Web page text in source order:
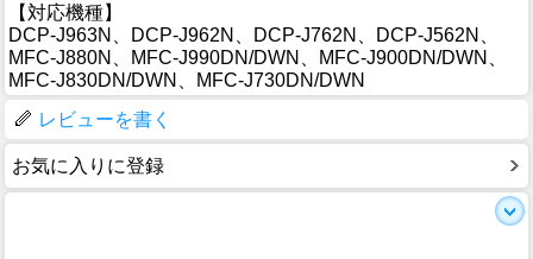
【対応機種】
DCP-J963N、DCP-J962N、DCP-J762N、DCP-J562N、
MFC-J880N、MFC-J990DN/DWN、MFC-J900DN/DWN、
MFC-J830DN/DWN、MFC-J730DN/DWN
レビューを書く
お気に入りに登録